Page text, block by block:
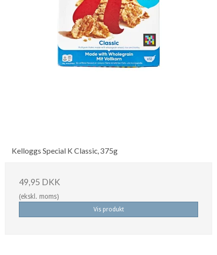
Kelloggs Special K Classic, 375g
49,95 DKK
(ekskl. moms)
Vis produkt